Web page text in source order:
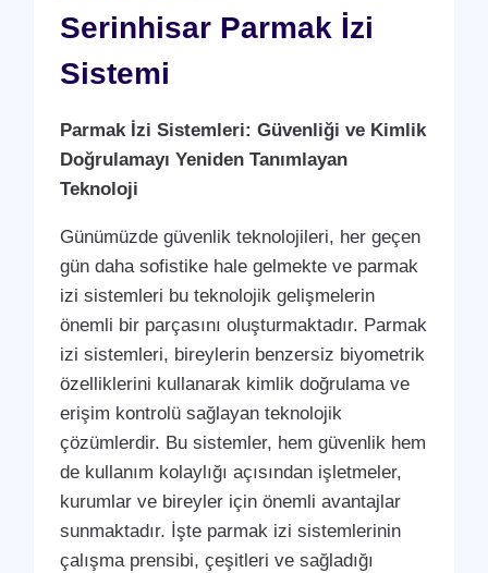
Serinhisar Parmak İzi
Sistemi
Parmak İzi Sistemleri: Güvenliği ve Kimlik
Doğrulamayı Yeniden Tanımlayan
Teknoloji
Günümüzde güvenlik teknolojileri, her geçen
gün daha sofistike hale gelmekte ve parmak
izi sistemleri bu teknolojik gelişmelerin
önemli bir parçasını oluşturmaktadır. Parmak
izi sistemleri, bireylerin benzersiz biyometrik
özelliklerini kullanarak kimlik doğrulama ve
erişim kontrolü sağlayan teknolojik
çözümlerdir. Bu sistemler, hem güvenlik hem
de kullanım kolaylığı açısından işletmeler,
kurumlar ve bireyler için önemli avantajlar
sunmaktadır. İşte parmak izi sistemlerinin
çalışma prensibi, çeşitleri ve sağladığı